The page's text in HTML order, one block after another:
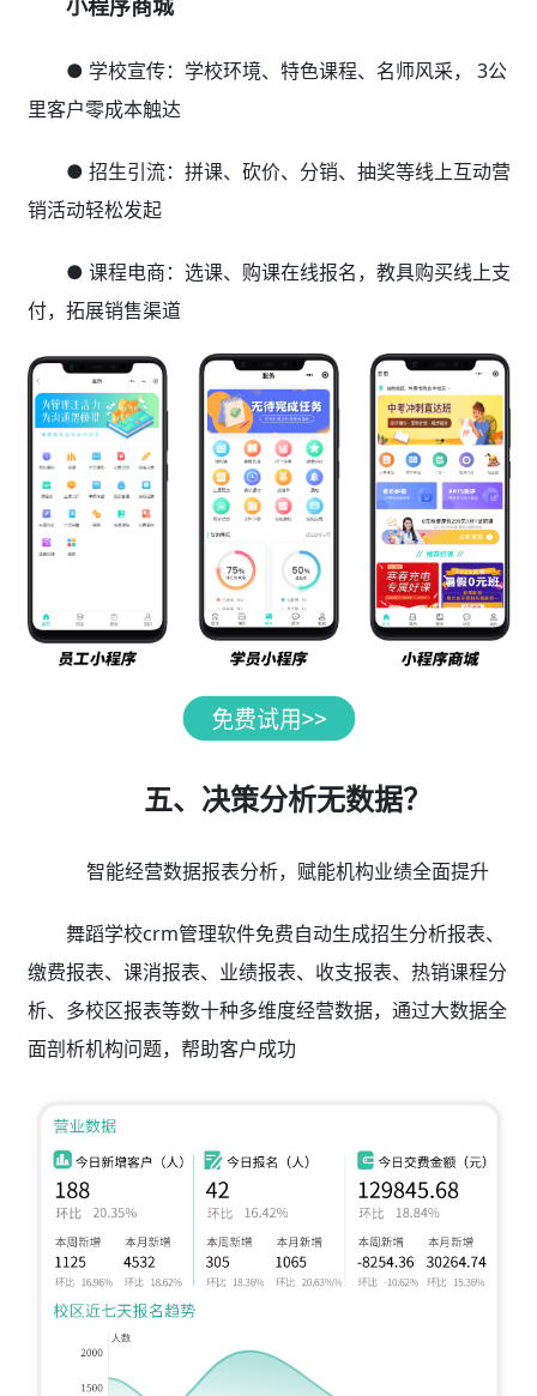
小程序商城
● 学校宣传：学校环境、特色课程、名师风采， 3公
里客户零成本触达
● 招生引流：拼课、砍价、分销、抽奖等线上互动营
销活动轻松发起
● 课程电商：选课、购课在线报名，教具购买线上支
付，拓展销售渠道
五、决策分析无数据？
智能经营数据报表分析，赋能机构业绩全面提升
舞蹈学校crm管理软件免费自动生成招生分析报表、
缴费报表、课消报表、业绩报表、收支报表、热销课程分
析、多校区报表等数十种多维度经营数据，通过大数据全
面剖析机构问题，帮助客户成功